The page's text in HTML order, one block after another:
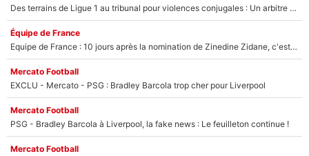
Des terrains de Ligue 1 au tribunal pour violences conjugales : Un arbitre français encourt une peine de 18 mois de prison !
Équipe de France
Equipe de France : 10 jours après la nomination de Zinedine Zidane, c'est au tour de son fils de prendre un nouveau départ !
Mercato Football
EXCLU - Mercato - PSG : Bradley Barcola trop cher pour Liverpool
Mercato Football
PSG - Bradley Barcola à Liverpool, la fake news : Le feuilleton continue !
Mercato Football